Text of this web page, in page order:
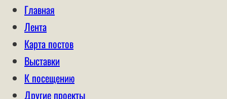
Главная
Лента
Карта постов
Выставки
К посещению
Другие проекты